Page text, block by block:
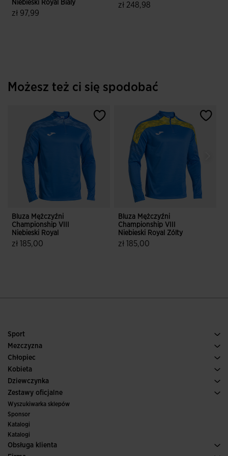
Niebieski Royal Bialy
zł 97,99
zł 248,98
Możesz też ci się spodobać
Bluza Mężczyźni
Championship VIII
Niebieski Royal
zł 185,00
Bluza Mężczyźni
Championship VIII
Niebieski Royal Zólty
zł 185,00
Sport
Bieganie
Pilka nozna
Paddle
Trail, Bieganie w terenie
Mezczyzna
Buty Meskie
Sport
Chłopiec
Zobacz wszystkie ubrania dla chłopców
Kobieta
Obuwie Damskie
Sport
Dziewczynka
Zobacz wszystkie ubrania dla dziewczynek
Zestawy oficjalne
Pilka nozna
Futsal
Komitety i federacje
Wydania specjalne
Wyszukiwarka sklepów
Sponsor
Katalogi
Katalogi
Obsługa klienta